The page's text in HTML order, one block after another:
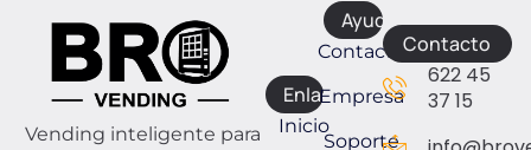
Vending inteligente para
Enlaces
Inicio
Ayuda
Contacto
Empresa
Soporte
Contacto
622 45
37 15